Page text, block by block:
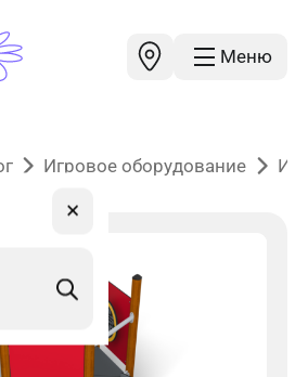
Меню
✕
Игровое оборудование